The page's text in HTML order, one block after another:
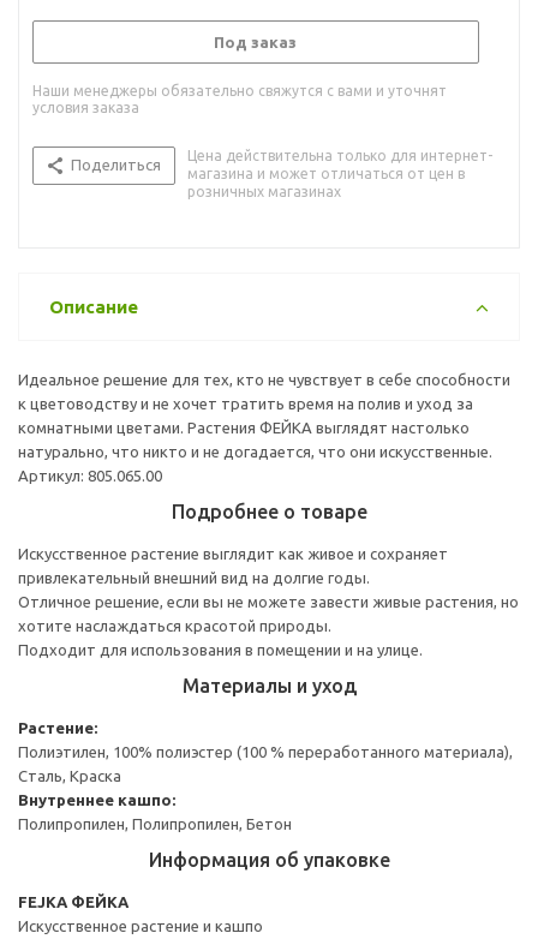
Под заказ
Наши менеджеры обязательно свяжутся с вами и уточнят
условия заказа
Поделиться
Цена действительна только для интернет-
магазина и может отличаться от цен в
розничных магазинах
Описание
Идеальное решение для тех, кто не чувствует в себе способности
к цветоводству и не хочет тратить время на полив и уход за
комнатными цветами. Растения ФЕЙКА выглядят настолько
натурально, что никто и не догадается, что они искусственные.
Артикул: 805.065.00
Подробнее о товаре
Искусственное растение выглядит как живое и сохраняет
привлекательный внешний вид на долгие годы.
Отличное решение, если вы не можете завести живые растения, но
хотите наслаждаться красотой природы.
Подходит для использования в помещении и на улице.
Материалы и уход
Растение:
Полиэтилен, 100% полиэстер (100 % переработанного материала),
Сталь, Краска
Внутреннее кашпо:
Полипропилен, Полипропилен, Бетон
Информация об упаковке
FEJKA ФЕЙКА
Искусственное растение и кашпо